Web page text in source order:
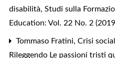
disabilità, Studi sulla
Education: Vol. 22 No. 2
Tommaso Fratini, Crisi
Rileggendo Le passioni tristi